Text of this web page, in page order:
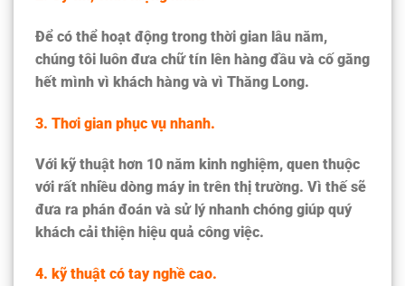
Để có thể hoạt động trong thời gian lâu năm,
chúng tôi luôn đưa chữ tín lên hàng đầu và cố gằng
hết mình vì khách hàng và vì Thăng Long.
3. Thơi gian phục vụ nhanh.
Với kỹ thuật hơn 10 năm kinh nghiệm, quen thuộc
với rất nhiều dòng máy in trên thị trường. Vì thế sẽ
đưa ra phán đoán và sử lý nhanh chóng giúp quý
khách cải thiện hiệu quả công việc.
4. kỹ thuật có tay nghề cao.